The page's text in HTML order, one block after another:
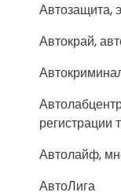
Автозащита,
Автокрай,
регистрации
Автолайф,
АвтоЛига